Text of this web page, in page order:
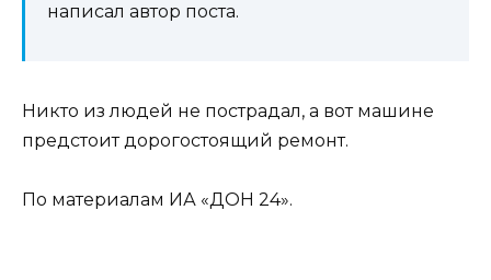
написал автор поста.
Никто из людей не пострадал, а вот машине
предстоит дорогостоящий ремонт.
По материалам ИА «ДОН 24».